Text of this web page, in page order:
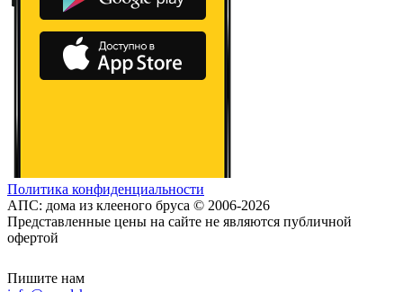
Политика конфиденциальности
АПС: дома из клееного бруса © 2006-2026
Представленные цены на сайте не являются публичной
офертой
Пишите нам